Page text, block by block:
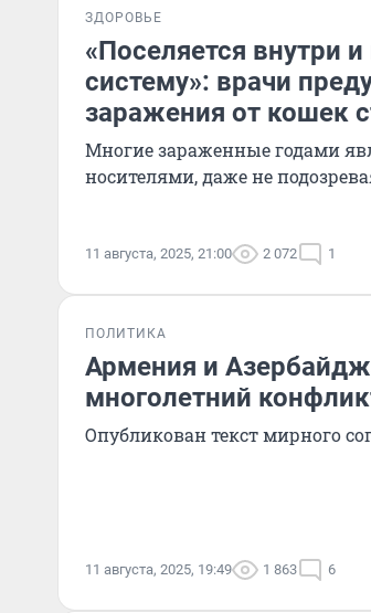
ЗДОРОВЬЕ
«Поселяется внутри
систему»: врачи
заражения от кошек
Многие зараженные годами
носителями, даже не
11 августа, 2025, 21:00 2 072 1
ПОЛИТИКА
Армения и
многолетний
Опубликован текст мирного
11 августа, 2025, 19:49 1 863 6